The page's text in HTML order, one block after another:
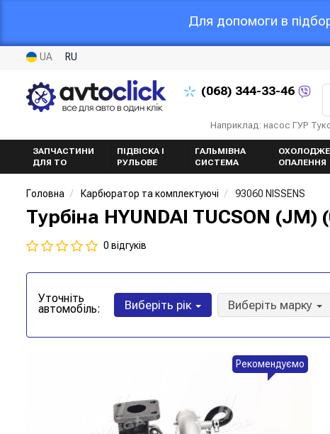
Для допомоги в
UA RU
(068) 344-33-46
Наприклад: насос ГУР
ЗАПЧАСТИНИ
ДЛЯ ТО
ПІДВІСКА І
РУЛЬОВЕ
ГАЛЬМІВНА
СИСТЕМА
ОПАЛЕННЯ
Головна Карбюратор та комплектуючі 93060 NISSENS
Турбіна HYUNDAI TUCSON
0 відгуків
Уточніть
автомобіль: Виберіть рік Виберіть марку
Рекомендуємо